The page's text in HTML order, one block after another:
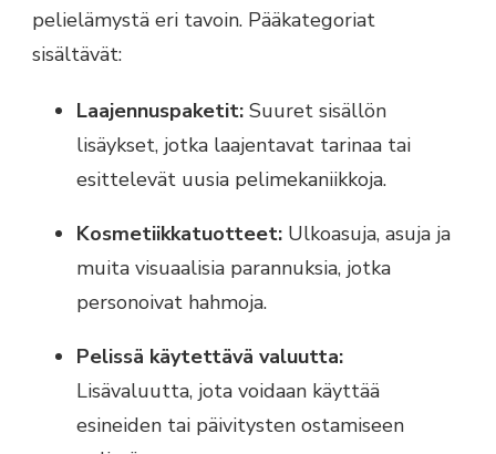
pelielämystä eri tavoin. Pääkategoriat
sisältävät:
Laajennuspaketit: Suuret sisällön
lisäykset, jotka laajentavat tarinaa tai
esittelevät uusia pelimekaniikkoja.
Kosmetiikkatuotteet: Ulkoasuja, asuja ja
muita visuaalisia parannuksia, jotka
personoivat hahmoja.
Pelissä käytettävä valuutta:
Lisävaluutta, jota voidaan käyttää
esineiden tai päivitysten ostamiseen